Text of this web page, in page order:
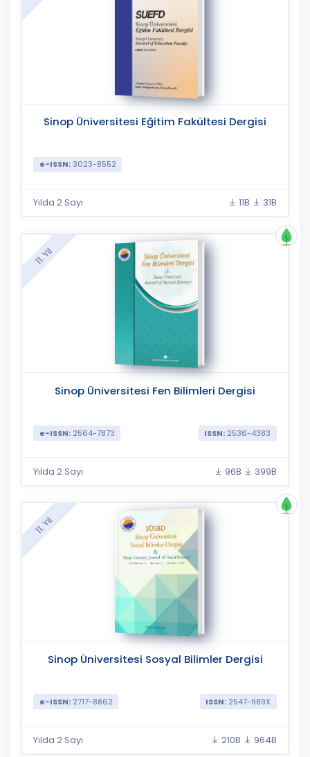
Sinop Üniversitesi Eğitim Fakültesi Dergisi
e-ISSN:3023-8552
Yılda 2 Sayı 11B 31B
Sinop Üniversitesi Fen Bilimleri Dergisi
e-ISSN:2564-7873 ISSN: 2536-4383
Yılda 2 Sayı 96B 399B
11. Yıl
Sinop Üniversitesi Sosyal Bilimler Dergisi
e-ISSN:2717-8862 ISSN: 2547-989X
Yılda 2 Sayı 210B 964B
11. Yıl